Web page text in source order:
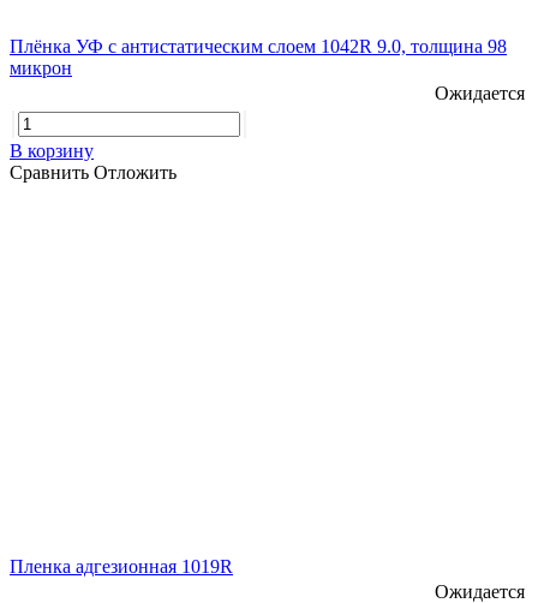
Плёнка УФ с антистатическим слоем 1042R 9.0, толщина 98
микрон
Ожидается
В корзину
Сравнить Отложить
Пленка адгезионная 1019R
Ожидается